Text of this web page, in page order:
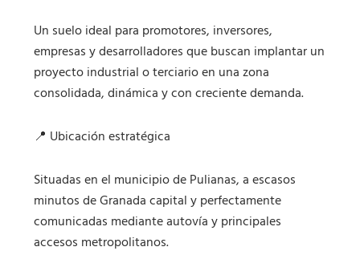
Un suelo ideal para promotores, inversores,
empresas y desarrolladores que buscan implantar un
proyecto industrial o terciario en una zona
consolidada, dinámica y con creciente demanda.
📍 Ubicación estratégica
Situadas en el municipio de Pulianas, a escasos
minutos de Granada capital y perfectamente
comunicadas mediante autovía y principales
accesos metropolitanos.